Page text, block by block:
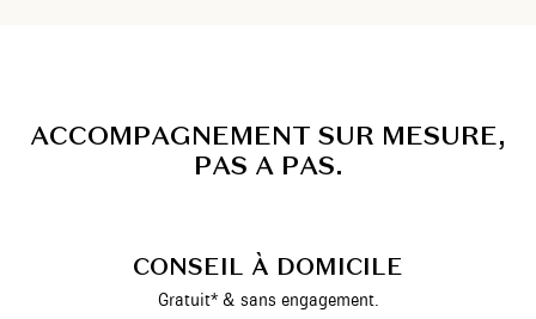
ACCOMPAGNEMENT SUR MESURE,
PAS A PAS.
CONSEIL À DOMICILE
Gratuit* & sans engagement.